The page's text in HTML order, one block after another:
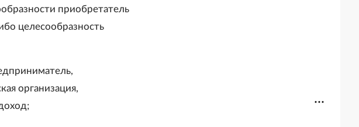
приобретатель
целесообразность
организация,